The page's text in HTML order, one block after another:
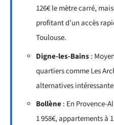
126€ le mètre carré,
profitant d’un accès
Toulouse.
Digne-les-Bains:
quartiers comme Les
alternatives
Bollène: En Provence-
1 958€, appartements à